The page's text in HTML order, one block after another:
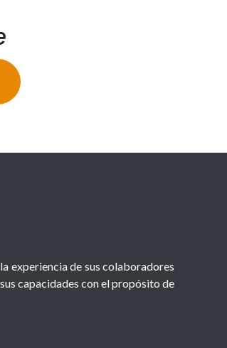
experiencia de sus colaboradores
capacidades con el propósito de